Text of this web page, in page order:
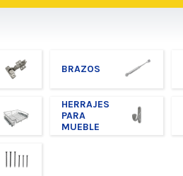
BRAZOS
HERRAJES
PARA
MUEBLE